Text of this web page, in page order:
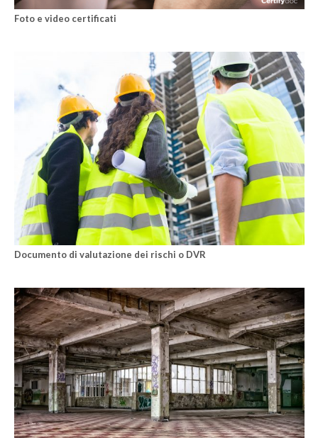
Foto e video certificati
Documento di valutazione dei rischi o DVR